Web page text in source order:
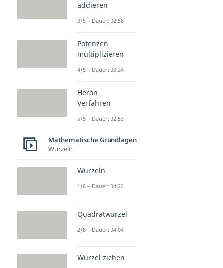
addieren
3/5 – Dauer: 02:58
Potenzen
multiplizieren
4/5 – Dauer: 03:24
Heron
Verfahren
5/5 – Dauer: 02:53
Mathematische Grundlagen
Wurzeln
Wurzeln
1/8 – Dauer: 04:22
Quadratwurzel
2/8 – Dauer: 04:04
Wurzel ziehen